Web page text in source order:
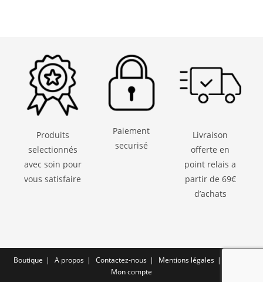
Produits
selectionnés
avec soin pour
vous satisfaire
Paiement
securisé
Livraison
offerte en
point relais a
partir de 69€
d’achats
Boutique A propos Contactez-nous Mentions légales
Mon compte